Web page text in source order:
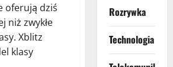
oferują dziś
niż zwykłe
Xblitz
klasy
Rozrywka
Technologia